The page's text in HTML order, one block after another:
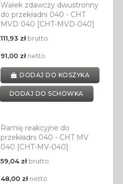
Wałek zdawczy dwustronny
do przekładni 040 - CHT
MVD 040 [CHT-MVD-040]
111,93 złbrutto
91,00 złnetto
DODAJ DO KOSZYKA
DODAJ DO SCHOWKA
Ramię reakcyjne do
przekładni 040 - CHT MV
040 [CHT-MV-040]
59,04 złbrutto
48,00 złnetto